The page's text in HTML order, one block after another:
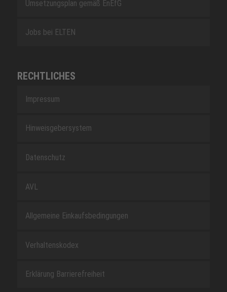
Umsetzungsplan gemäß EnEfG
Jobs bei ELTEN
RECHTLICHES
Impressum
Hinweisgebersystem
Datenschutz
AVL
Allgemeine Einkaufsbedingungen
Verhaltenskodex
Erklärung Barrierefreiheit